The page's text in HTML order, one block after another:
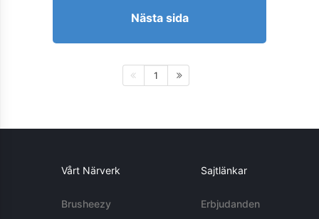
Nästa sida
1
Vårt Närverk
Brusheezy
Sajtlänkar
Erbjudanden